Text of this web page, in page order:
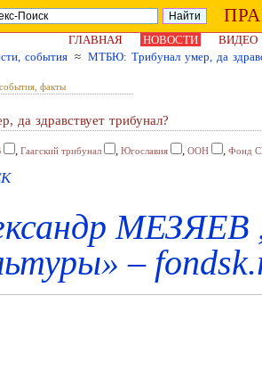
ГЛАВНАЯ НОВОСТИ
ВИДЕО
события ≈ МТБЮ: Трибунал умер, да
факты
здравствует трибунал?
, Гаагский трибунал , Югославия , ООН , Фонд
МЕЗЯЕВ
–